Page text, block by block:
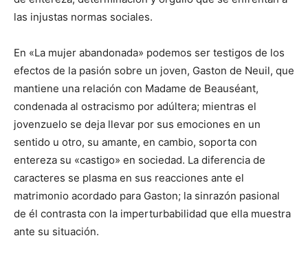
las injustas normas sociales.
En «La mujer abandonada» podemos ser testigos de los
efectos de la pasión sobre un joven, Gaston de Neuil, que
mantiene una relación con Madame de Beauséant,
condenada al ostracismo por adúltera; mientras el
jovenzuelo se deja llevar por sus emociones en un
sentido u otro, su amante, en cambio, soporta con
entereza su «castigo» en sociedad. La diferencia de
caracteres se plasma en sus reacciones ante el
matrimonio acordado para Gaston; la sinrazón pasional
de él contrasta con la imperturbabilidad que ella muestra
ante su situación.